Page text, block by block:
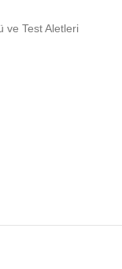
ve Test Aletleri